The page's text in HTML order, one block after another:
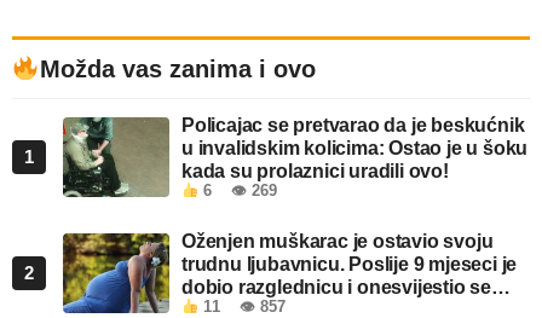
Možda vas zanima i ovo
1
Policajac se pretvarao da je beskućnik
u invalidskim kolicima: Ostao je u šoku
kada su prolaznici uradili ovo!
6 👁 269
2
Oženjen muškarac je ostavio svoju
trudnu ljubavnicu. Poslije 9 mjeseci je
dobio razglednicu i onesvijestio se
kada je pročitao šta piše!
11 👁 857